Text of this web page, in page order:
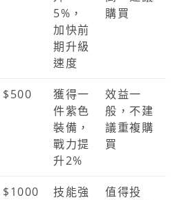
5%，
加快前
期升級
速度
購買
$500
獲得一
件紫色
裝備，
戰力提
升2%
效益一
般，不建
議重複購
買
$1000
技能強
值得投